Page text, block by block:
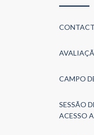
CAMPO
SESSÃO
ACESSO